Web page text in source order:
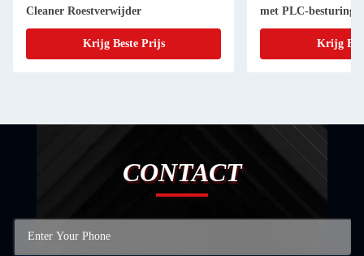
Cleaner Roestverwijder
Krijg Beste Prijs
met PLC-
Krijg
CONTACT